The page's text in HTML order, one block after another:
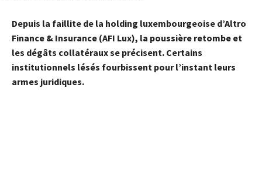
Depuis la faillite de la holding luxembourgeoise d’Altro
Finance & Insurance (AFI Lux), la poussière retombe et
les dégâts collatéraux se précisent. Certains
institutionnels lésés fourbissent pour l’instant leurs
armes juridiques.